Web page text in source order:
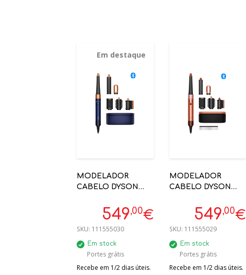
Em destaque
MODELADOR
CABELO DYSON
+ ONDULADO
PRUSSIA / COBRE -
107163-01
549,00€
SKU: 111555030
Em stock
Portes grátis
Recebe em 1/2 dias úteis.
MODELADOR
CABELO DYSON
ONDULADO
AMBER SILK
549,00€
SKU: 111555029
Em stock
Portes grátis
Recebe em 1/2 dias úteis.